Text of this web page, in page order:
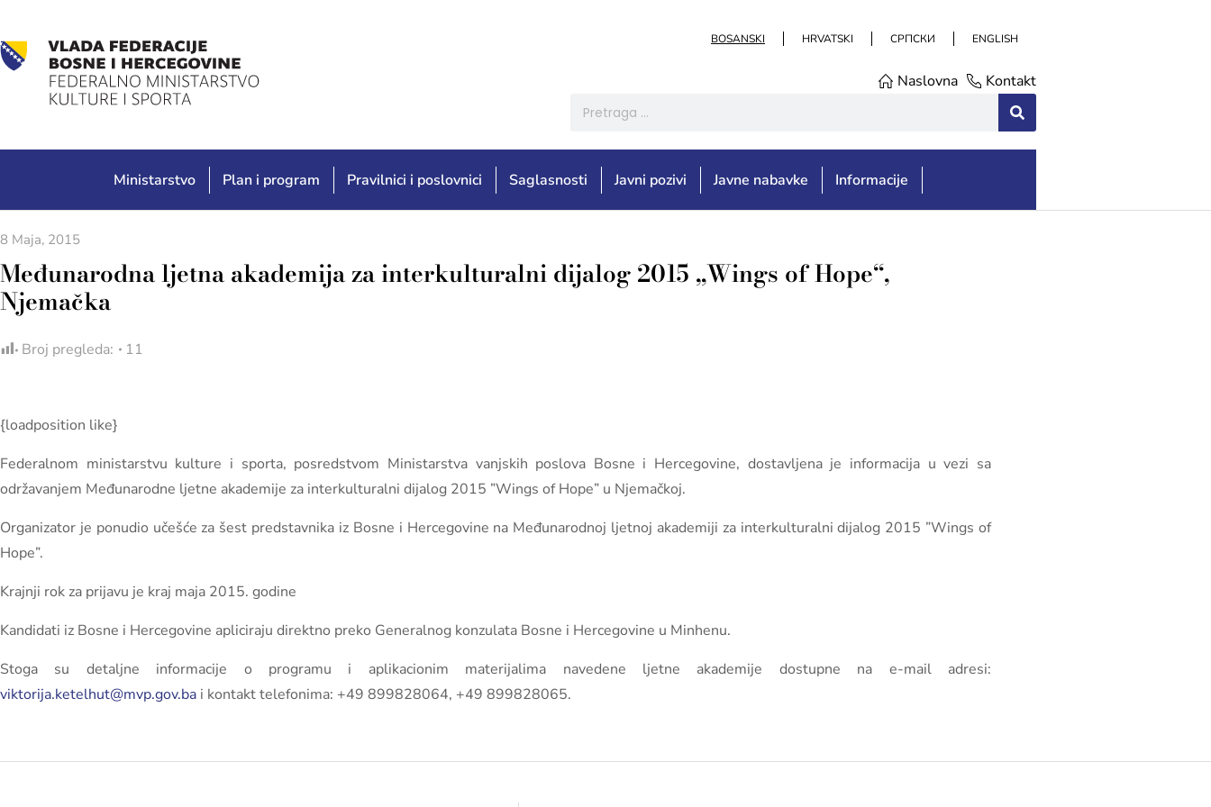
BOSANSKI HRVATSKI СРПСКИ ENGLISH
Naslovna Kontakt
Ministarstvo Plan i program Pravilnici i poslovnici Saglasnosti Javni pozivi Javne nabavke Informacije
8 Maja, 2015
Međunarodna ljetna akademija za interkulturalni dijalog 2015 „Wings of Hope“,
Njemačka
Broj pregleda: 11
{loadposition like}
Federalnom ministarstvu kulture i sporta, posredstvom Ministarstva vanjskih poslova Bosne i Hercegovine, dostavljena je informacija u vezi sa
održavanjem Međunarodne ljetne akademije za interkulturalni dijalog 2015 ”Wings of Hope” u Njemačkoj.
Organizator je ponudio učešće za šest predstavnika iz Bosne i Hercegovine na Međunarodnoj ljetnoj akademiji za interkulturalni dijalog 2015 ”Wings of
Hope”.
Krajnji rok za prijavu je kraj maja 2015. godine
Kandidati iz Bosne i Hercegovine apliciraju direktno preko Generalnog konzulata Bosne i Hercegovine u Minhenu.
Stoga su detaljne informacije o programu i aplikacionim materijalima navedene ljetne akademije dostupne na e-mail adresi:
viktorija.ketelhut@mvp.gov.ba i kontakt telefonima: +49 899828064, +49 899828065.